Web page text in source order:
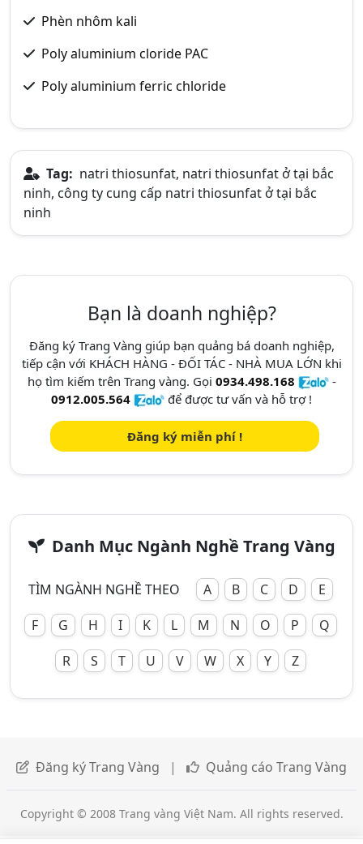
Phèn nhôm kali
Poly aluminium cloride PAC
Poly aluminium ferric chloride
Tag: natri thiosunfat, natri thiosunfat ở tại bắc
ninh, công ty cung cấp natri thiosunfat ở tại bắc
ninh
Bạn là doanh nghiệp?
Đăng ký Trang Vàng giúp bạn quảng bá doanh nghiệp,
tiếp cận với KHÁCH HÀNG - ĐỐI TÁC - NHÀ MUA LỚN khi
họ tìm kiếm trên Trang vàng. Gọi 0934.498.168
-
0912.005.564
để được tư vấn và hỗ trợ !
Đăng ký miễn phí !
Danh Mục Ngành Nghề Trang Vàng
TÌM NGÀNH NGHỀ THEO A B C D
E
F
G H I K L M N O P
Q
R
S T U V W X Y Z
Đăng ký Trang Vàng | Quảng cáo Trang Vàng
Copyright © 2008 Trang vàng Việt Nam. All rights reserved.